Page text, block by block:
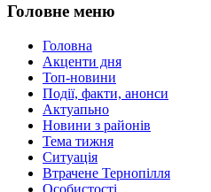
Головне меню
Головна
Акценти дня
Топ-новини
Події, факти, анонси
Актуапьно
Новини з районів
Тема тижня
Ситуація
Втрачене Тернопілля
Особистості